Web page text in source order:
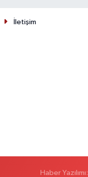
İletişim
Haber Yazılımı: